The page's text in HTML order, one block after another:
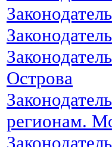
Острова
регионам.